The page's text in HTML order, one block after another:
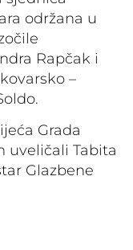
održana u
Rapčak i
–
Grada
uveličali Tabita
Glazbene